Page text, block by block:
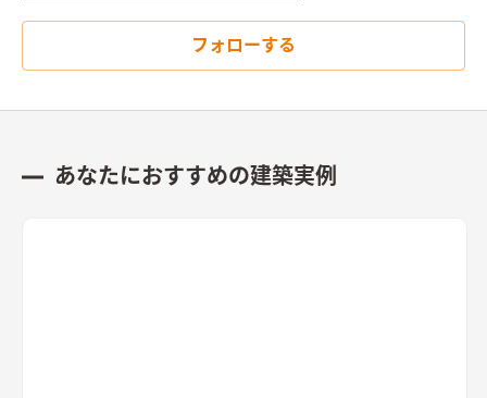
フォローする
あなたにおすすめの建築実例